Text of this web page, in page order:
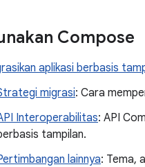
Compose
aplikasi berbasis
migrasi: Cara
Interoperabilitas: API
tampilan.
lainnya: Tema,